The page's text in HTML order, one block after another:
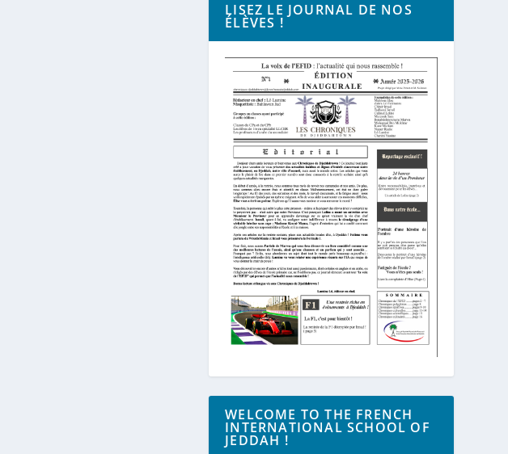
LISEZ LE JOURNAL DE NOS
ÉLÈVES !
WELCOME TO THE FRENCH
INTERNATIONAL SCHOOL OF
JEDDAH !